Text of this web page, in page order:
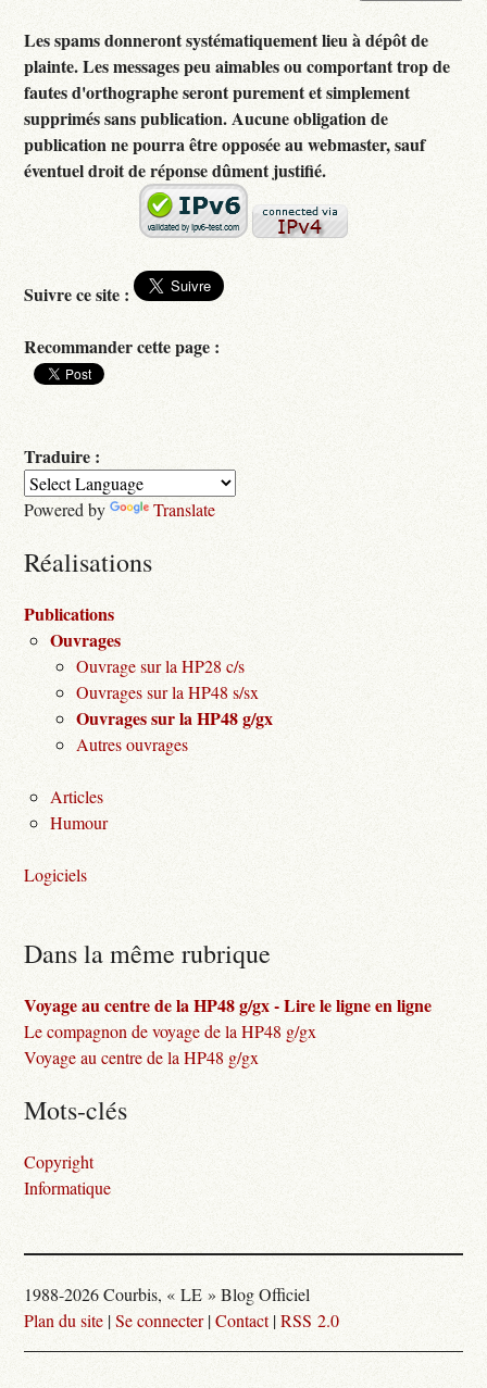
Les spams donneront systématiquement lieu à dépôt de
plainte. Les messages peu aimables ou comportant trop de
fautes d'orthographe seront purement et simplement
supprimés sans publication. Aucune obligation de
publication ne pourra être opposée au webmaster, sauf
éventuel droit de réponse dûment justifié.
Suivre ce site :
Recommander cette page :
Traduire :
Powered by Translate
Réalisations
Publications
Ouvrages
Ouvrage sur la HP28 c/s
Ouvrages sur la HP48 s/sx
Ouvrages sur la HP48 g/gx
Autres ouvrages
Articles
Humour
Logiciels
Dans la même rubrique
Voyage au centre de la HP48 g/gx - Lire le ligne en ligne
Le compagnon de voyage de la HP48 g/gx
Voyage au centre de la HP48 g/gx
Mots-clés
Copyright
Informatique
1988-2026 Courbis, « LE » Blog Officiel
Plan du site |Se connecter|Contact|RSS 2.0